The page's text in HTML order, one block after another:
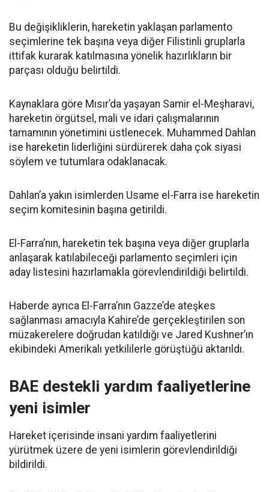
Bu değişikliklerin, hareketin yaklaşan parlamento
seçimlerine tek başına veya diğer Filistinli gruplarla
ittifak kurarak katılmasına yönelik hazırlıkların bir
parçası olduğu belirtildi.
Kaynaklara göre Mısır’da yaşayan Samir el-Meşharavi,
hareketin örgütsel, mali ve idari çalışmalarının
tamamının yönetimini üstlenecek. Muhammed Dahlan
ise hareketin liderliğini sürdürerek daha çok siyasi
söylem ve tutumlara odaklanacak.
Dahlan’a yakın isimlerden Usame el-Farra ise hareketin
seçim komitesinin başına getirildi.
El-Farra’nın, hareketin tek başına veya diğer gruplarla
anlaşarak katılabileceği parlamento seçimleri için
aday listesini hazırlamakla görevlendirildiği belirtildi.
Haberde ayrıca El-Farra’nın Gazze’de ateşkes
sağlanması amacıyla Kahire’de gerçekleştirilen son
müzakerelere doğrudan katıldığı ve Jared Kushner’ın
ekibindeki Amerikalı yetkililerle görüştüğü aktarıldı.
BAE destekli yardım faaliyetlerine
yeni isimler
Hareket içerisinde insani yardım faaliyetlerini
yürütmek üzere de yeni isimlerin görevlendirildiği
bildirildi.